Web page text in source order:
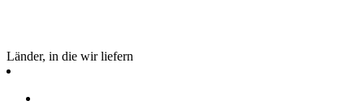
Länder, in die wir liefern